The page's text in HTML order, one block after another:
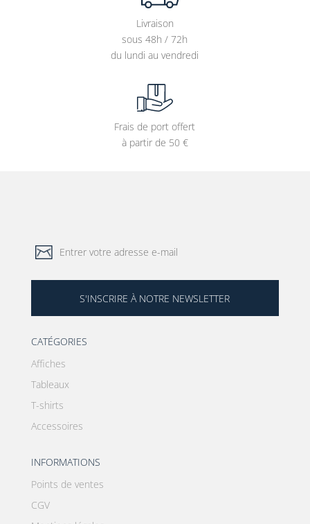
Livraison
sous 48h / 72h
du lundi au vendredi
Frais de port offert
à partir de 50 €
S'INSCRIRE À NOTRE NEWSLETTER
CATÉGORIES
Affiches
Tableaux
T-shirts
Accessoires
INFORMATIONS
Points de ventes
CGV